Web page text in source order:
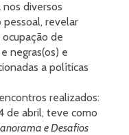
diversos
revelar
de
negras(os) e
a políticas
realizados:
de abril, teve como
e Desafios